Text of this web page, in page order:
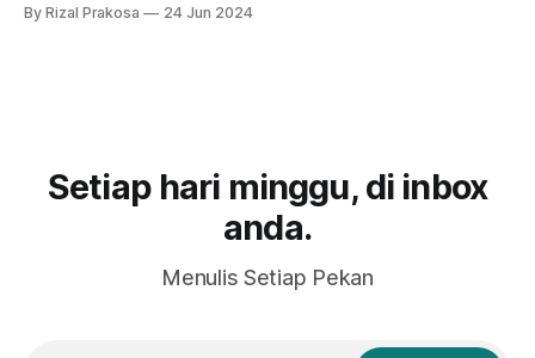
kami meluncur ke Bromo! Kami tidak bisa turun ke lautan
By Rizal Prakosa 24 Jun 2024
Setiap hari minggu, di inbox
anda.
Menulis Setiap Pekan